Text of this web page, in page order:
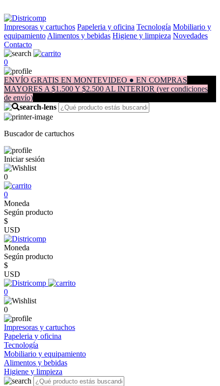
Impresoras y cartuchos Papeleria y oficina Tecnología Mobiliario y
equipamiento Alimentos y bebidas Higiene y limpieza Novedades
Contacto
0
ENVÍO GRATIS EN MONTEVIDEO ● EN COMPRAS
MAYORES A $1.500 Y $2.500 AL INTERIOR (ver condiciones
de envío)
Buscador de cartuchos
Iniciar sesión
0
0
Moneda
Según producto
$
USD
Moneda
Según producto
$
USD
0
0
Impresoras y cartuchos
Papeleria y oficina
Tecnología
Mobiliario y equipamiento
Alimentos y bebidas
Higiene y limpieza